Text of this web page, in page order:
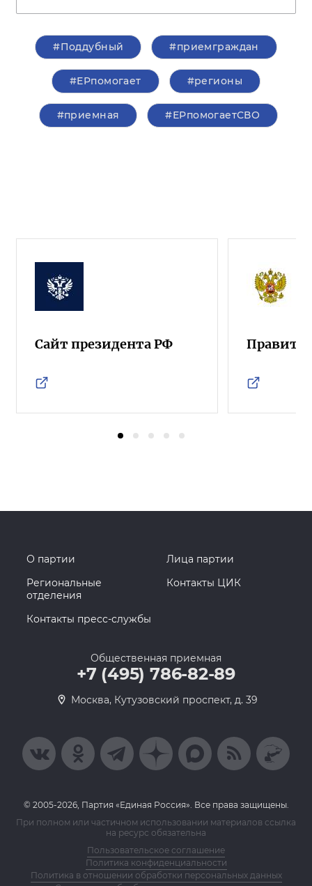
#Поддубный #приемграждан
#ЕРпомогает #регионы
#приемная #ЕРпомогаетСВО
Сайт президента РФ
О партии
Лица партии
Региональные
отделения
Контакты ЦИК
Контакты пресс-службы
Общественная приемная
+7 (495) 786-82-89
Москва, Кутузовский проспект, д. 39
© 2005-2026, Партия «Единая Россия». Все права защищены.
При полном или частичном использовании материалов ссылка
на ресурс обязательна
Пользовательское соглашение
Политика конфиденциальности
Политика в отношении обработки персональных данных